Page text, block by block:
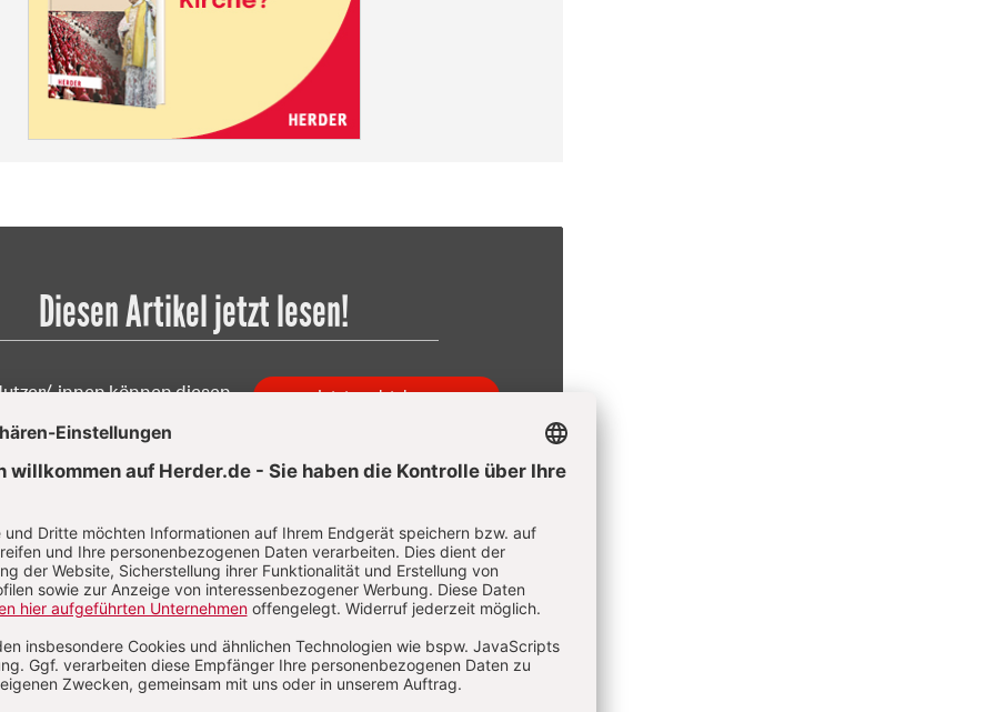
Diesen Artikel jetzt lesen!
innen können diesen
lesen.
Jetzt registrieren
Anmelden
Orth, Dr. theol., wurde 1968 geboren. Studium der Katholischen
in Freiburg, Paris und Münster. 1998 Promotion. Seit 1998